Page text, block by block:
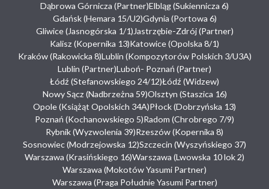
Dąbrowa Górnicza (Partner)Elbląg (Sukiennicza 6)
Gdańsk (Hemara 15/U2)Gdynia (Portowa 6)
Gliwice (Jasnogórska 1/1) Jastrzębie-Zdrój (Partner)
Kalisz (Kopernika 13)Katowice (Opolska 8/1)
Kraków (Rakowicka 8)Lublin (Kompozytorów Polskich 3/U3A)
Lublin (Partner)Luboń- Poznań (Partner)
Łódź (Stefanowskiego 24/12)Łódź (Widzew)
Nowy Sącz (Nadbrzeżna 59)Olsztyn (Staszica 16)
Opole (Książąt Opolskich 34A)Płock (Dobrzyńska 13)
Poznań (Kochanowskiego 5)Radom (Chrobrego 7/9)
Rybnik (Wyzwolenia 39)Rzeszów (Kopernika 8)
Sosnowiec (Modrzejowska 12)Szczecin (Wyszyńskiego 37)
Warszawa (Krasińskiego 16)Warszawa (Lwowska 10 lok 2)
Warszawa (Mokotów Yasumi Partner)
Warszawa (Praga Południe Yasumi Partner)